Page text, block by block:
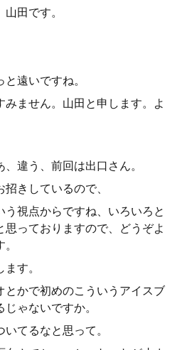
田です。
遠いですね。
みません。山田と申します。よ
違う、前回は出口さん。
きしているので、
視点からですね、いろいろと
思っておりますので、どうぞよ
す。
とかで初めのこういうアイスブ
ゃないですか。
てるなと思って。